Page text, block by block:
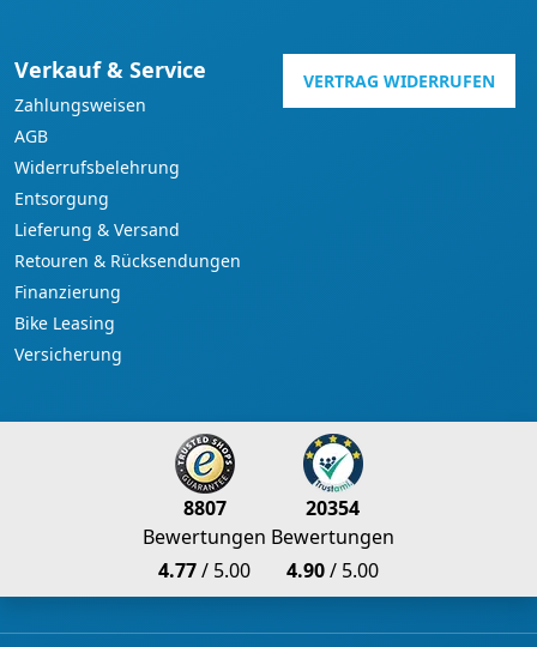
Verkauf & Service
Zahlungsweisen
AGB
Widerrufsbelehrung
Entsorgung
Lieferung & Versand
Retouren & Rücksendungen
Finanzierung
Bike Leasing
Versicherung
VERTRAG WIDERRUFEN
8807
Bewertungen
4.77/ 5.00
20354
Bewertungen
4.90/ 5.00